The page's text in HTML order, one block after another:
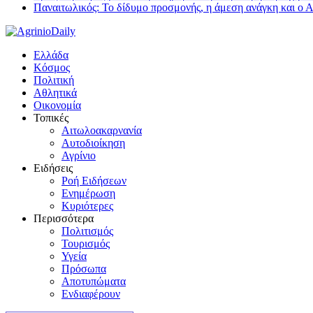
Παναιτωλικός: Το δίδυμο προσμονής, η άμεση ανάγκη και ο
Ελλάδα
Κόσμος
Πολιτική
Αθλητικά
Οικονομία
Τοπικές
Αιτωλοακαρνανία
Αυτοδιοίκηση
Αγρίνιο
Ειδήσεις
Ροή Ειδήσεων
Ενημέρωση
Κυριότερες
Περισσότερα
Πολιτισμός
Τουρισμός
Υγεία
Πρόσωπα
Αποτυπώματα
Ενδιαφέρουν